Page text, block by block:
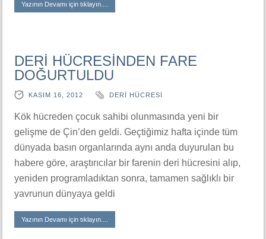
Yazının Devamı için tıklayın....
DERİ HÜCRESİNDEN FARE
DOĞURTULDU
KASIM 16, 2012 DERİ HÜCRESİ
Kök hücreden çocuk sahibi olunmasında yeni bir
gelişme de Çin’den geldi. Geçtiğimiz hafta içinde tüm
dünyada basın organlarında aynı anda duyurulan bu
habere göre, araştırıcılar bir farenin deri hücresini alıp,
yeniden programladıktan sonra, tamamen sağlıklı bir
yavrunun dünyaya geldi
Yazının Devamı için tıklayın....